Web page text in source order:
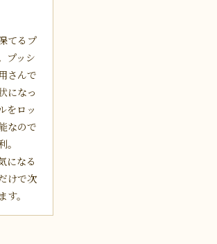
てるプ
プッシ
さんで
になっ
をロッ
なので
になる
けで次
。